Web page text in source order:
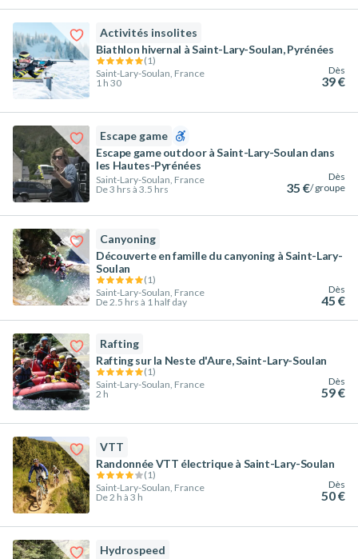
Activités insolites
Biathlon hivernal à Saint-Lary-Soulan, Pyrénées
(1)
Saint-Lary-Soulan, France
1 h 30
Dès
39 €
Escape game
Escape game outdoor à Saint-Lary-Soulan dans
les Hautes-Pyrénées
Saint-Lary-Soulan, France
De 3 hrs à 3.5 hrs
Dès
35 €/ groupe
Canyoning
Découverte en famille du canyoning à Saint-Lary-
Soulan
(1)
Saint-Lary-Soulan, France
De 2.5 hrs à 1 half day
Dès
45 €
Rafting
Rafting sur la Neste d'Aure, Saint-Lary-Soulan
(1)
Saint-Lary-Soulan, France
2 h
Dès
59 €
VTT
Randonnée VTT électrique à Saint-Lary-Soulan
(1)
Saint-Lary-Soulan, France
De 2 h à 3 h
Dès
50 €
Hydrospeed